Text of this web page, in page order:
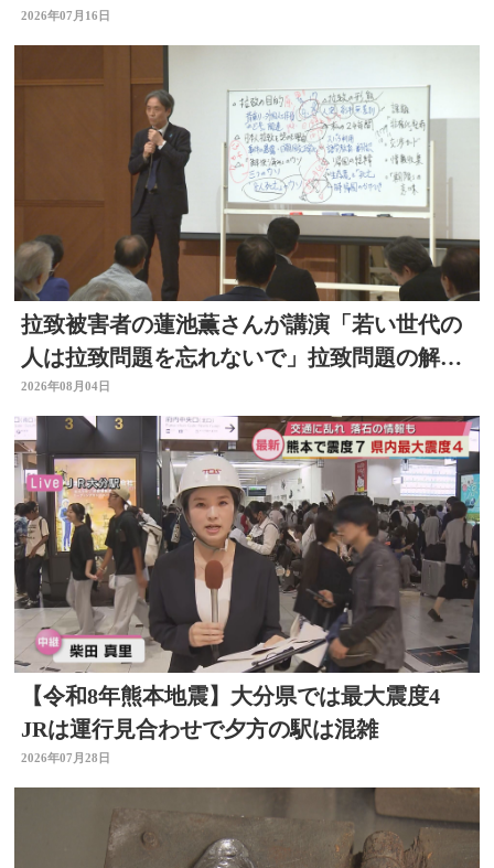
2026年07月16日
拉致被害者の蓮池薫さんが講演「若い世代の
人は拉致問題を忘れないで」拉致問題の解決
訴える
2026年08月04日
【令和8年熊本地震】大分県では最大震度4
JRは運行見合わせで夕方の駅は混雑
2026年07月28日